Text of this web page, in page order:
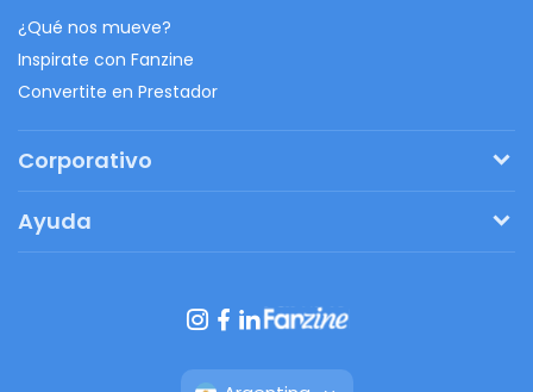
¿Qué nos mueve?
Inspirate con Fanzine
Convertite en Prestador
Corporativo
Regalos originales
Ayuda
Botón de arrepentimiento